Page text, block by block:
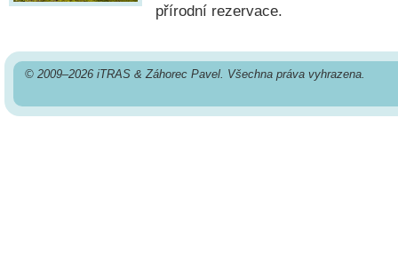
přírodní rezervace.
© 2009–2026 iTRAS & Záhorec Pavel. Všechna práva vyhrazena.